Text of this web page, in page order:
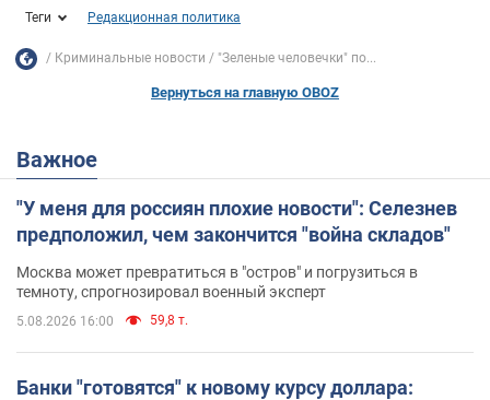
Теги Редакционная политика
Криминальные новости "Зеленые человечки" по...
Вернуться на главную OBOZ
Важное
"У меня для россиян плохие новости": Селезнев
предположил, чем закончится "война складов"
Москва может превратиться в "остров" и погрузиться в
темноту, спрогнозировал военный эксперт
5.08.2026 16:00 59,8 т.
Банки "готовятся" к новому курсу доллара: